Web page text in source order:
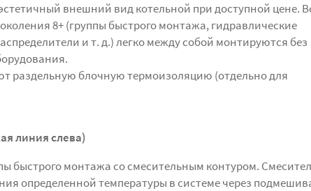
внешний вид котельной при доступной цене.
8+ (группы быстрого монтажа, гидравлические
и т. д.) легко между собой монтируются без
раздельную блочную термоизоляцию (отдельно для
линия слева)
быстрого монтажа со смесительным контуром.
определенной температуры в системе через